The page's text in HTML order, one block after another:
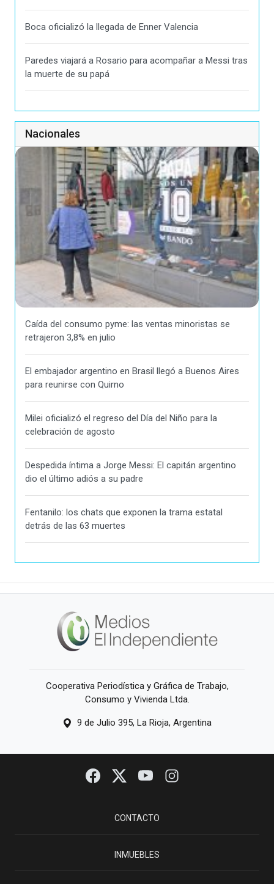
Boca oficializó la llegada de Enner Valencia
Paredes viajará a Rosario para acompañar a Messi tras
la muerte de su papá
Nacionales
Caída del consumo pyme: las ventas minoristas se
retrajeron 3,8% en julio
El embajador argentino en Brasil llegó a Buenos Aires
para reunirse con Quirno
Milei oficializó el regreso del Día del Niño para la
celebración de agosto
Despedida íntima a Jorge Messi: El capitán argentino
dio el último adiós a su padre
Fentanilo: los chats que exponen la trama estatal
detrás de las 63 muertes
Cooperativa Periodística y Gráfica de Trabajo,
Consumo y Vivienda Ltda.
9 de Julio 395, La Rioja, Argentina
CONTACTO
INMUEBLES